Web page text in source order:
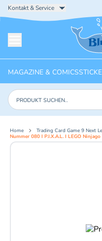
Kontakt & Service
MAGAZINE & COMICS
Produkte suchen
Home
Trading Card Game 9 Next
Nummer 080 I P.I.X.A.L. I LEGO